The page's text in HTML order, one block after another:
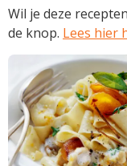
Wil je deze
de knop. Lees hier